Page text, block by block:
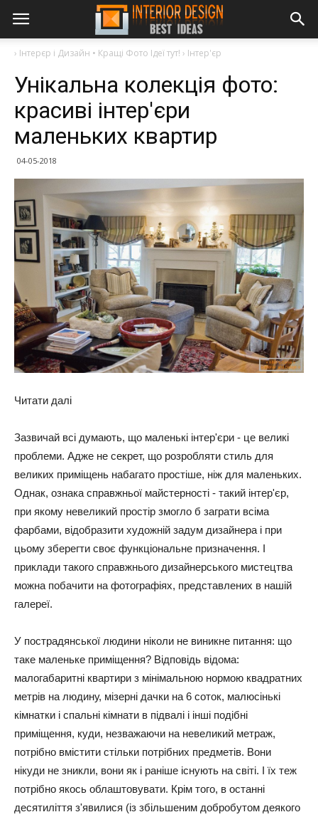
› Інтерєр і Дизайн • Кращі Фото Ідеї тут! › Інтер'єр
Унікальна колекція фото:
красиві інтер'єри
маленьких квартир
04-05-2018
Читати далі
Зазвичай всі думають, що маленькі інтер'єри - це великі
проблеми. Адже не секрет, що розробляти стиль для
великих приміщень набагато простіше, ніж для маленьких.
Однак, ознака справжньої майстерності - такий інтер'єр,
при якому невеликий простір змогло б заграти всіма
фарбами, відобразити художній задум дизайнера і при
цьому зберегти своє функціональне призначення. І
приклади такого справжнього дизайнерського мистецтва
можна побачити на фотографіях, представлених в нашій
галереї.
У пострадянської людини ніколи не виникне питання: що
таке маленьке приміщення? Відповідь відома:
малогабаритні квартири з мінімальною нормою квадратних
метрів на людину, мізерні дачки на 6 соток, малюсінькі
кімнатки і спальні кімнати в підвалі і інші подібні
приміщення, куди, незважаючи на невеликий метраж,
потрібно вмістити стільки потрібних предметів. Вони
нікуди не зникли, вони як і раніше існують на світі. І їх теж
потрібно якось облаштовувати. Крім того, в останні
десятиліття з'явилися (із збільшеним добробутом деякого